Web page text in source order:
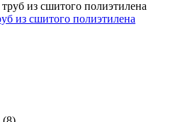
из сшитого полиэтилена